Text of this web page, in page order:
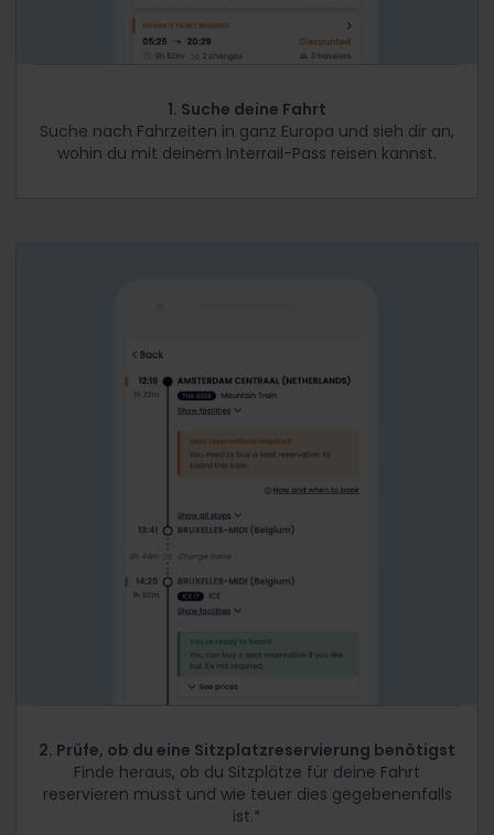
1. Suche deine Fahrt
Suche nach Fahrzeiten in ganz Europa und sieh dir an,
wohin du mit deinem Interrail-Pass reisen kannst.
2. Prüfe, ob du eine Sitzplatzreservierung benötigst
Finde heraus, ob du Sitzplätze für deine Fahrt
reservieren musst und wie teuer dies gegebenenfalls
ist.*